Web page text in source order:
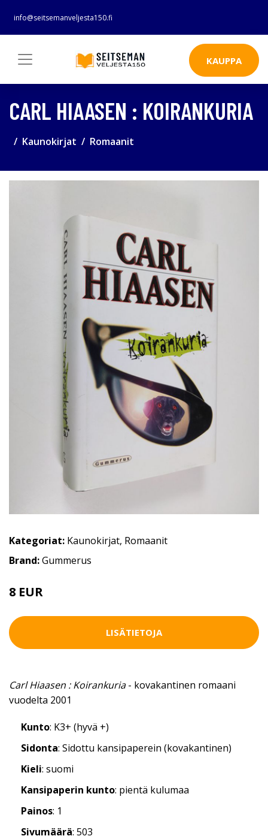
info@seitsemanveljesta150.fi
KAUPPA
CARL HIAASEN : KOIRANKURIA
Kaunokirjat Romaanit
Kategoriat: Kaunokirjat, Romaanit
Brand:Gummerus
8 EUR
LISÄTIETOJA
Carl Hiaasen : Koirankuria- kovakantinen romaani
vuodelta 2001
Kunto: K3+ (hyvä +)
Sidonta: Sidottu kansipaperein (kovakantinen)
Kieli: suomi
Kansipaperin kunto: pientä kulumaa
Painos: 1
Sivumäärä: 503